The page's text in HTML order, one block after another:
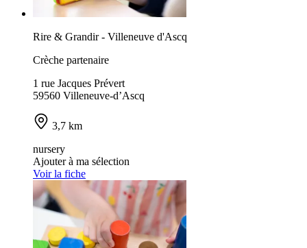
Rire & Grandir - Villeneuve d'Ascq
Crèche partenaire
1 rue Jacques Prévert
59560 Villeneuve-d’Ascq
3,7 km
nursery
Ajouter à ma sélection
Voir la fiche